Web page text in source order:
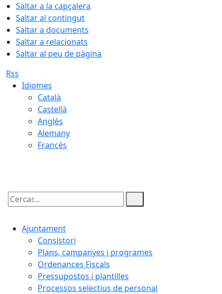
Saltar a la capçalera
Saltar al contingut
Saltar a documents
Saltar a relacionats
Saltar al peu de pàgina
Rss
Idiomes
Català
Castellà
Anglès
Alemany
Francès
Cercar:
Ajuntament
Consistori
Plans, campanyes i programes
Ordenances Fiscals
Pressupostos i plantilles
Processos selectius de personal